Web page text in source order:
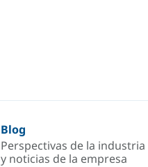
Blog
Perspectivas de la industria
y noticias de la empresa